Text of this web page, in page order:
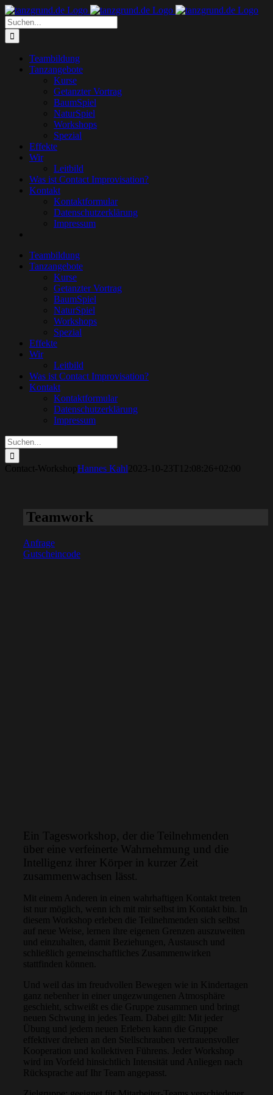
Zum
Inhalt
springen
Suche
nach:
Teambildung
Tanzangebote
Kurse
Getanzter Vortrag
BaumSpiel
NaturSpiel
Workshops
Spezial
Effekte
Wir
Leitbild
Was ist Contact Improvisation?
Kontakt
Kontaktformular
Datenschutzerklärung
Impressum
Teambildung
Tanzangebote
Kurse
Getanzter Vortrag
BaumSpiel
NaturSpiel
Workshops
Spezial
Effekte
Wir
Leitbild
Was ist Contact Improvisation?
Kontakt
Kontaktformular
Datenschutzerklärung
Impressum
Suche
nach:
Contact-WorkshopHannes Kahl 2023-10-23T12:08:26+02:00
Teamwork
Anfrage
Gutscheincode
Ein Tagesworkshop, der die Teilnehmenden
über eine verfeinerte Wahrnehmung und die
Intelligenz ihrer Körper in kurzer Zeit
zusammenwachsen lässt.
Mit einem Anderen in einen wahrhaftigen Kontakt treten
ist nur möglich, wenn ich mit mir selbst im Kontakt bin. In
diesem Workshop erleben die Teilnehmenden sich selbst
auf neue Weise, lernen ihre eigenen Grenzen auszuweiten
und einzuhalten, damit Beziehungen, Austausch und
schließlich gemeinschaftliches Zusammenwirken
stattfinden können.
Und weil das im freudvollen Bewegen wie in Kindertagen
ganz nebenher in einer ungezwungenen Atmosphäre
geschieht, schweißt es die Gruppe zusammen und bringt
neuen Schwung in jedes Team. Dabei gilt: Mit jeder
Übung und jedem neuen Erleben kann die Gruppe
effektiver drehen an den Stellschrauben vertrauensvoller
Kooperation und kollektiven Führens. Jeder Workshop
wird im Vorfeld hinsichtlich Intensität und Anliegen nach
Rücksprache auf Ihr Team angepasst.